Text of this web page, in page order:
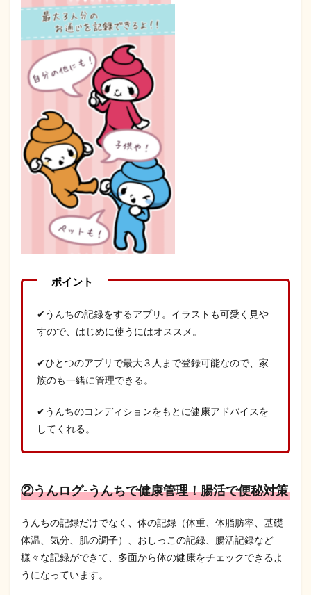
✔うんちの記録をするアプリ。イラストも可愛く見や
すので、はじめに使うにはオススメ。
✔ひとつのアプリで最大３人まで登録可能なので、家
族のも一緒に管理できる。
✔うんちのコンディションをもとに健康アドバイスを
してくれる。
②うんログ-うんちで健康管理！腸活で便秘対策
うんちの記録だけでなく、体の記録（体重、体脂肪率、基礎
体温、気分、肌の調子）、おしっこの記録、腸活記録など
様々な記録ができて、多面から体の健康をチェックできるよ
うになっています。